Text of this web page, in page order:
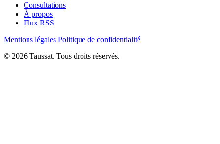
Consultations
À propos
Flux RSS
Mentions légales Politique de confidentialité
© 2026 Taussat. Tous droits réservés.